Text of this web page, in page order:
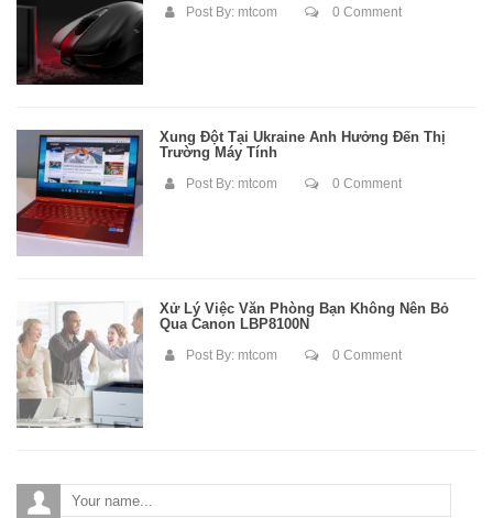
Post By: mtcom 0 Comment
Xung Đột Tại Ukraine Ảnh Hưởng Đến Thị
Trường Máy Tính
Post By: mtcom 0 Comment
Xử Lý Việc Văn Phòng Bạn Không Nên Bỏ
Qua Canon LBP8100N
Post By: mtcom 0 Comment